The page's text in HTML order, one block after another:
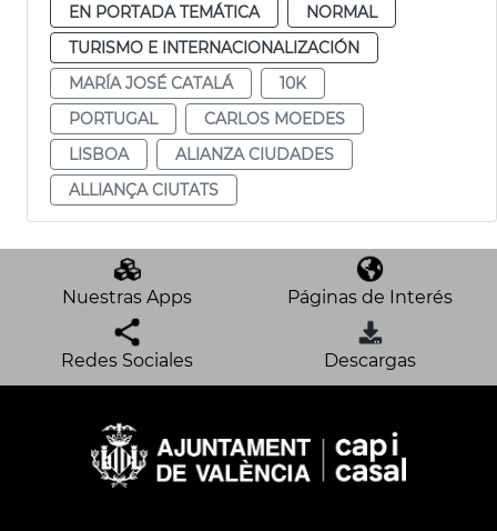
EN PORTADA TEMÁTICA
NORMAL
TURISMO E INTERNACIONALIZACIÓN
MARÍA JOSÉ CATALÁ
10K
PORTUGAL
CARLOS MOEDES
LISBOA
ALIANZA CIUDADES
ALLIANÇA CIUTATS
Nuestras Apps Páginas de Interés
Redes Sociales Descargas